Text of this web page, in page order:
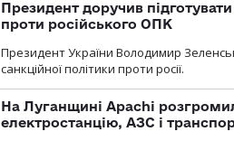
Президент доручив
проти російського ОПК
Президент України Володимир
санкційної політики проти росії.
На Луганщині Apachi
електростанцію, АЗС і